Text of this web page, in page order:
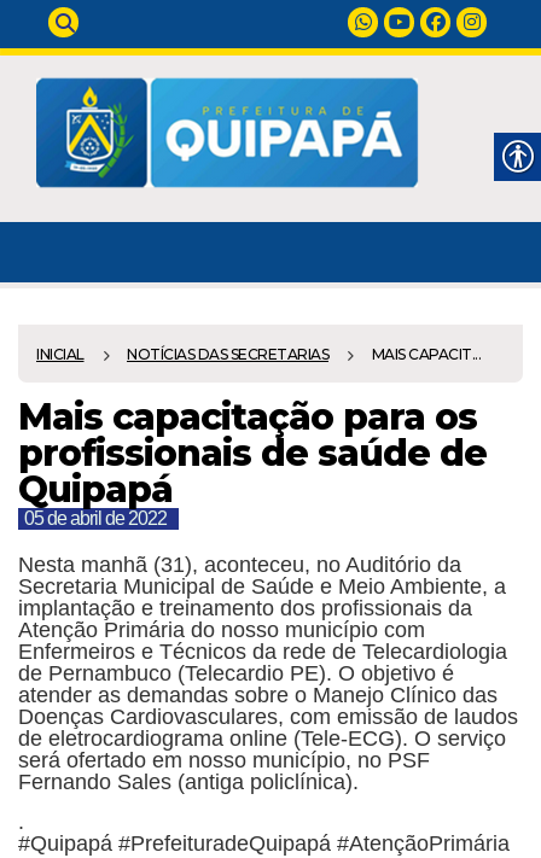
INICIAL NOTÍCIAS DAS SECRETARIAS MAIS CAPACIT...
Mais capacitação para os
profissionais de saúde de
Quipapá
05 de abril de 2022
Nesta manhã (31), aconteceu, no Auditório da
Secretaria Municipal de Saúde e Meio Ambiente, a
implantação e treinamento dos profissionais da
Atenção Primária do nosso município com
Enfermeiros e Técnicos da rede de Telecardiologia
de Pernambuco (Telecardio PE). O objetivo é
atender as demandas sobre o Manejo Clínico das
Doenças Cardiovasculares, com emissão de laudos
de eletrocardiograma online (Tele-ECG). O serviço
será ofertado em nosso município, no PSF
Fernando Sales (antiga policlínica).
.
#Quipapá #PrefeituradeQuipapá #AtençãoPrimária